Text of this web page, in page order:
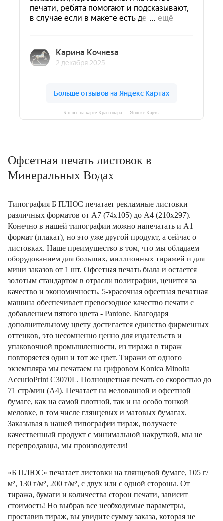
Б плюс на карте Краснодара — Яндекс Карты
Офсетная печать листовок в
Минеральных Водах
Типография Б ПЛЮС печатает рекламные листовки
различных форматов от А7 (74х105) до А4 (210х297).
Конечно в нашей типографии можно напечатать и А1
формат (плакат), но это уже другой продукт, а сейчас о
листовках. Наше преимущество в том, что мы обладаем
оборудованием для больших, миллионных тиражей и для
мини заказов от 1 шт. Офсетная печать была и остается
золотым стандартом в отрасли полиграфии, ценится за
качество и экономичность. 5-красочная офсетная печатная
машина обеспечивает превосходное качество печати с
добавлением пятого цвета - Pantone. Благодаря
дополнительному цвету достигается единство фирменных
оттенков, это несомненно ценно для издательств и
упаковочной промышленности, из тиража в тираж
повторяется один и тот же цвет. Тиражи от одного
экземпляра мы печатаем на цифровом Konica Minolta
AccurioPrint C3070L. Полноцветная печать со скоростью до
71 стр/мин (А4). Печатает на мелованной и офсетной
бумаге, как на самой плотной, так и на особо тонкой
меловке, в том числе глянцевых и матовых бумагах.
Заказывая в нашей типографии тираж, получаете
качественный продукт с минимальной накруткой, мы не
перепродавцы, мы производители!
«Б ПЛЮС» печатает листовки на глянцевой бумаге, 105 г/
м², 130 г/м², 200 г/м², с двух или с одной стороны. От
тиража, бумаги и количества сторон печати, зависит
стоимость! Но выбрав все необходимые параметры,
проставив тираж, вы увидите сумму заказа, которая не